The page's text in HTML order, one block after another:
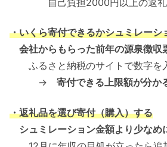
自己負担2000円以上の返礼
・いくら寄付できるかシュミレーシ
会社からもらった前年の源泉徴収
ふるさと納税のサイトで数字を
→ 寄付できる上限額が分か
・返礼品を選び寄付（購入）する
シュミレーション金額より少なめ